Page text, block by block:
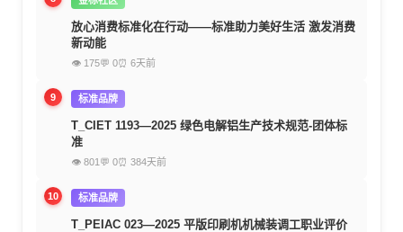
放心消费标准化在行动——标准助力美好生活 激发消费
新动能
👁 175💬 0⏰ 6天前
9 标准品牌
T_CIET 1193—2025 绿色电解铝生产技术规范-团体标
准
👁 801 💬 0⏰ 384天前
10 标准品牌
T_PEIAC 023—2025 平版印刷机机械装调工职业评价